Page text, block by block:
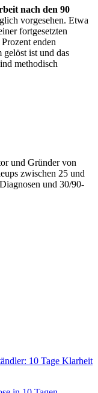
nach den 90
vorgesehen. Etwa
fortgesetzten
enden
gelöst ist und das
methodisch
und Gründer von
zwischen 25 und
und 30/90-
10 Tage Klarheit